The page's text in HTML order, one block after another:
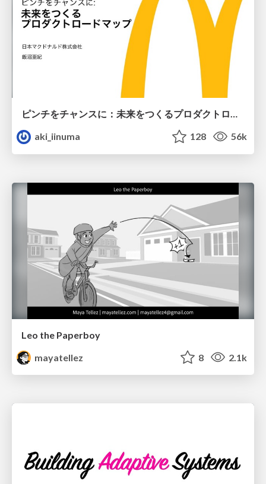
ピンチをチャンスに：未来をつくるプロダクトロードマップ #pmconf2020
aki_iinuma
128 56k
Leo the Paperboy
mayatellez
8 2.1k